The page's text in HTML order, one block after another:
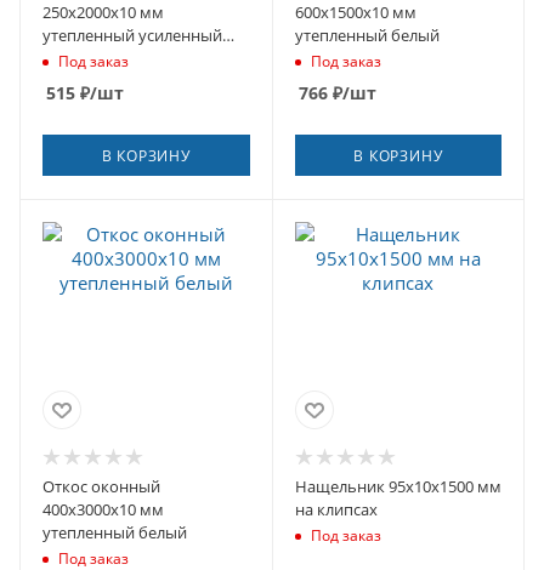
250х2000х10 мм
утепленный усиленный
белый
Под заказ
515 ₽/шт
В КОРЗИНУ
600х1500х10 мм
утепленный белый
Под заказ
766₽/шт
В КОРЗИНУ
Откос оконный
400х3000х10 мм
утепленный белый
Под заказ
Нащельник 95х10х1500 мм
на клипсах
Под заказ